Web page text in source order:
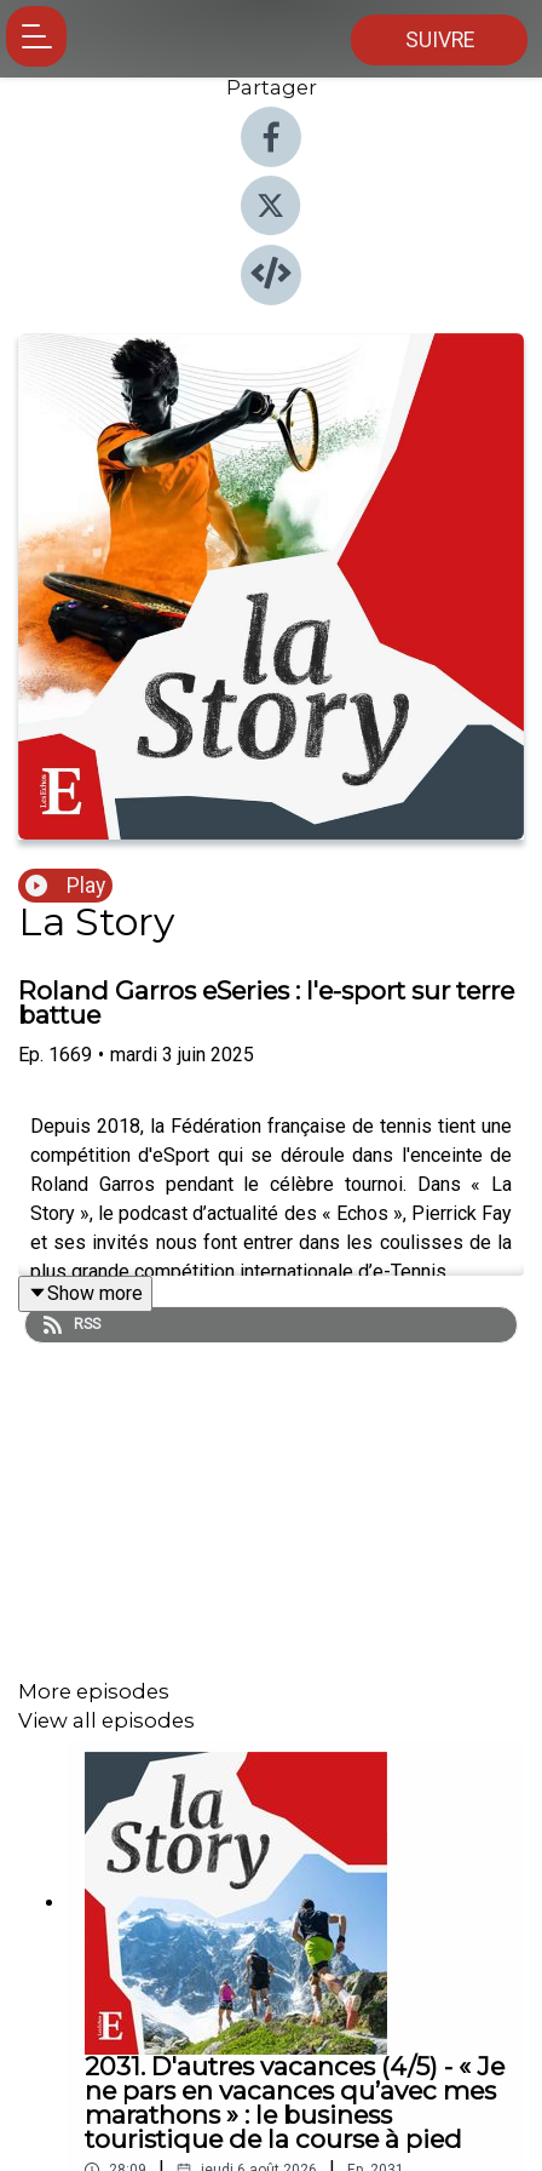
SUIVRE
Partager
Play
La Story
Roland Garros eSeries : l'e-sport sur terre
battue
Ep. 1669 • mardi 3 juin 2025
Depuis 2018, la Fédération française de tennis tient une
compétition d'eSport qui se déroule dans l'enceinte de
Roland Garros pendant le célèbre tournoi. Dans « La
Story », le podcast d’actualité des « Echos », Pierrick Fay
et ses invités nous font entrer dans les coulisses de la
plus grande compétition internationale d’e-Tennis.
Garros à la FFT). Réalisation : Willy Ganne. Chargée de
production et d’édition : Michèle Warnet. Musique : Théo
Boulenger. Identité graphique : Upian. Photo : Roland
Garros. Sons : Roland-Garros, Tennis Clash.
Show more
RSS
More episodes
View all episodes
2031. D'autres vacances (4/5) - « Je
ne pars en vacances qu’avec mes
marathons » : le business
touristique de la course à pied